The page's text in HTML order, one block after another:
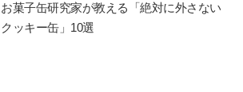
お菓子缶研究家が教える「絶対に外さない
クッキー缶」10選